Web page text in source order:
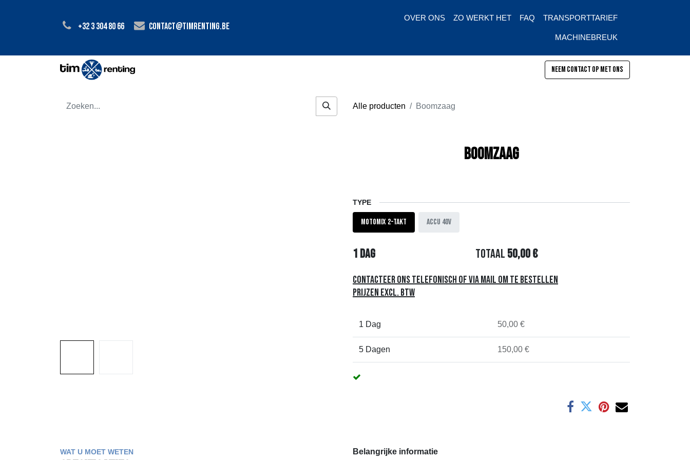
+32 3 304 80 66 contact@timrenting.be
OVER ONS ZO WERKT HET FAQ TRANSPORTTARIEF
MACHINEBREUK
Neem contact op met ons
Alle producten Boomzaag
Boomzaag
TYPE
Motomix 2-takt Accu 40V
1 dag Totaal 50,00€
Contacteer ons telefonisch of via mail om te bestellen
Prijzen excl. btw
1 Dag 50,00 €
5 Dagen 150,00 €
WAT U MOET WETEN Belangrijke informatie